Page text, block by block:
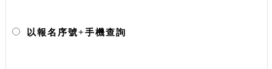
以報名序號+手機查詢